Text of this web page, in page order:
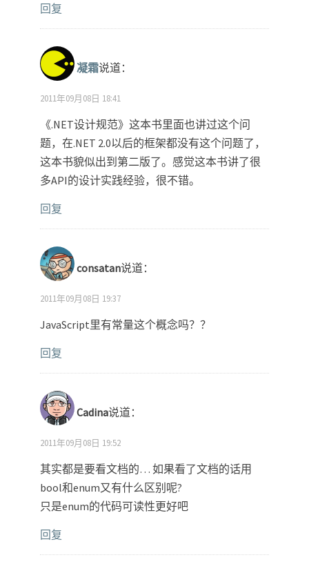
回复
凝霜说道：
2011年09月08日 18:41
《.NET设计规范》这本书里面也讲过这个问
题，在.NET 2.0以后的框架都没有这个问题了，
这本书貌似出到第二版了。感觉这本书讲了很
多API的设计实践经验，很不错。
回复
consatan说道：
2011年09月08日 19:37
JavaScript里有常量这个概念吗？？
回复
Cadina说道：
2011年09月08日 19:52
其实都是要看文档的… 如果看了文档的话用
bool和enum又有什么区别呢?
只是enum的代码可读性更好吧
回复